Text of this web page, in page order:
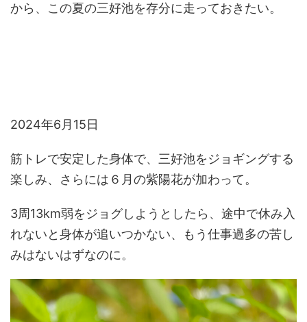
から、この夏の三好池を存分に走っておきたい。
2024年6月15日
筋トレで安定した身体で、三好池をジョギングする
楽しみ、さらには６月の紫陽花が加わって。
3周13km弱をジョグしようとしたら、途中で休み入
れないと身体が追いつかない、もう仕事過多の苦し
みはないはずなのに。